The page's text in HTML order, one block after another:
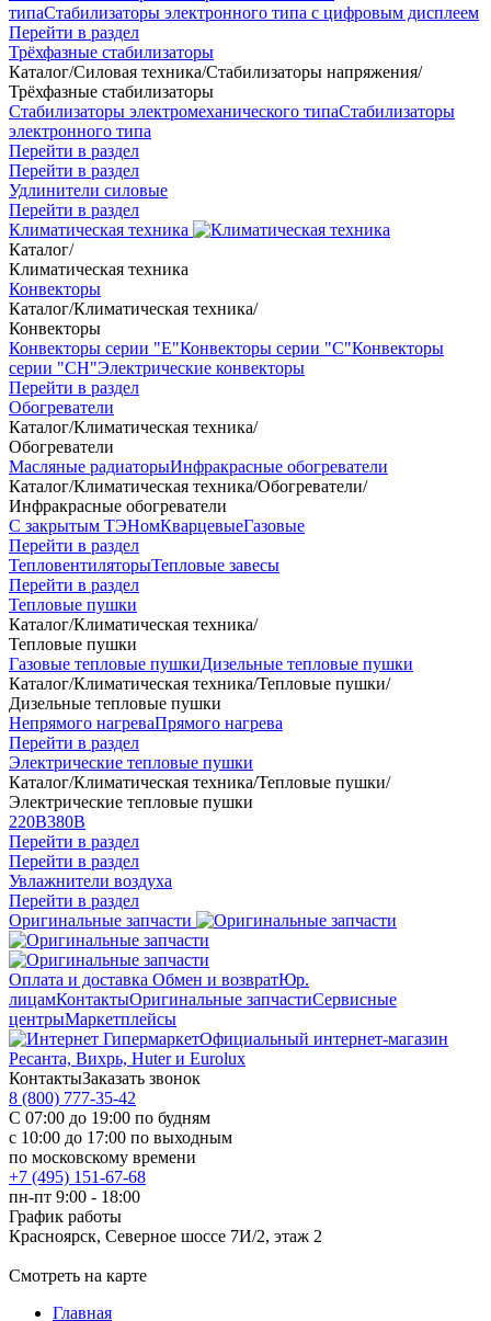
типаСтабилизаторы электронного типа с цифровым дисплеем
Перейти в раздел
Трёхфазные стабилизаторы
Каталог/Силовая техника/Стабилизаторы напряжения/
Трёхфазные стабилизаторы
Стабилизаторы электромеханического типаСтабилизаторы
электронного типа
Перейти в раздел
Перейти в раздел
Удлинители силовые
Перейти в раздел
Климатическая техника
Каталог/
Климатическая техника
Конвекторы
Каталог/Климатическая техника/
Конвекторы
Конвекторы серии "Е"Конвекторы серии "С"Конвекторы
серии "СН"Электрические конвекторы
Перейти в раздел
Обогреватели
Каталог/Климатическая техника/
Обогреватели
Масляные радиаторыИнфракрасные обогреватели
Каталог/Климатическая техника/Обогреватели/
Инфракрасные обогреватели
С закрытым ТЭНомКварцевыеГазовые
Перейти в раздел
ТепловентиляторыТепловые завесы
Перейти в раздел
Тепловые пушки
Каталог/Климатическая техника/
Тепловые пушки
Газовые тепловые пушкиДизельные тепловые пушки
Каталог/Климатическая техника/Тепловые пушки/
Дизельные тепловые пушки
Непрямого нагреваПрямого нагрева
Перейти в раздел
Электрические тепловые пушки
Каталог/Климатическая техника/Тепловые пушки/
Электрические тепловые пушки
220В380В
Перейти в раздел
Перейти в раздел
Увлажнители воздуха
Перейти в раздел
Оригинальные запчасти
Оплата и доставка Обмен и возвратЮр.
лицамКонтактыОригинальные запчастиСервисные
центрыМаркетплейсы
Официальный интернет-магазин
Ресанта, Вихрь, Huter и Eurolux
КонтактыЗаказать звонок
8 (800) 777-35-42
С 07:00 до 19:00 по будням
с 10:00 до 17:00 по выходным
по московскому времени
+7 (495) 151-67-68
пн-пт 9:00 - 18:00
График работы
Красноярск, Северное шоссе 7И/2, этаж 2
Смотреть на карте
Главная